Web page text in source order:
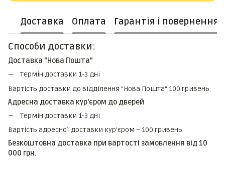
Доставка Оплата Гарантія і повернення
Способи доставки:
Доставка "Нова Пошта"
Термін доставки 1-3 дні
Вартість доставки до відділення "Нова Пошта" 100 гривень.
Адресна доставка кур'єром до дверей
Термін доставки 1-3 дні
Вартість адресної доставки кур'єром – 100 гривень.
Безкоштовна доставка при вартості замовлення від 10
000 грн.